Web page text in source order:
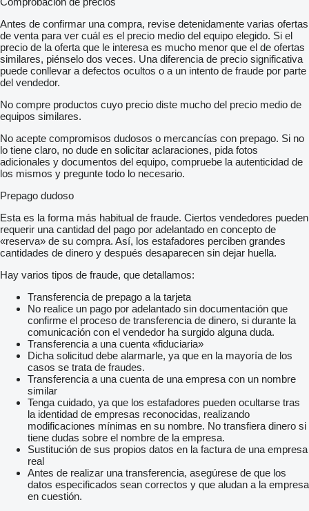
Antes de confirmar una compra, revise detenidamente varias ofertas
de venta para ver cuál es el precio medio del equipo elegido. Si el
precio de la oferta que le interesa es mucho menor que el de ofertas
similares, piénselo dos veces. Una diferencia de precio significativa
puede conllevar a defectos ocultos o a un intento de fraude por parte
del vendedor.
No compre productos cuyo precio diste mucho del precio medio de
equipos similares.
No acepte compromisos dudosos o mercancías con prepago. Si no
lo tiene claro, no dude en solicitar aclaraciones, pida fotos
adicionales y documentos del equipo, compruebe la autenticidad de
los mismos y pregunte todo lo necesario.
Prepago dudoso
Esta es la forma más habitual de fraude. Ciertos vendedores pueden
requerir una cantidad del pago por adelantado en concepto de
«reserva» de su compra. Así, los estafadores perciben grandes
cantidades de dinero y después desaparecen sin dejar huella.
Hay varios tipos de fraude, que detallamos:
Transferencia de prepago a la tarjeta
No realice un pago por adelantado sin documentación que
confirme el proceso de transferencia de dinero, si durante la
comunicación con el vendedor ha surgido alguna duda.
Transferencia a una cuenta «fiduciaria»
Dicha solicitud debe alarmarle, ya que en la mayoría de los
casos se trata de fraudes.
Transferencia a una cuenta de una empresa con un nombre
similar
Tenga cuidado, ya que los estafadores pueden ocultarse tras
la identidad de empresas reconocidas, realizando
modificaciones mínimas en su nombre. No transfiera dinero si
tiene dudas sobre el nombre de la empresa.
Sustitución de sus propios datos en la factura de una empresa
real
Antes de realizar una transferencia, asegúrese de que los
datos especificados sean correctos y que aludan a la empresa
en cuestión.